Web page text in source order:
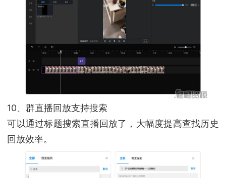
10、群直播回放支持搜索
可以通过标题搜索直播回放了，大幅度提高查找历史
回放效率。